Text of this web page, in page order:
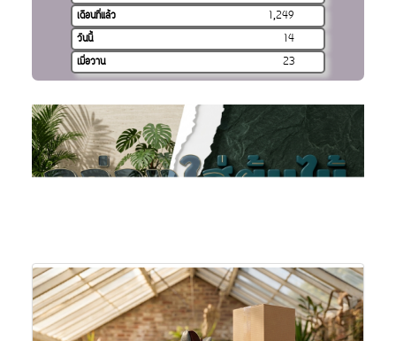
เดือนที่แล้ว
1,249
วันนี้
14
เมื่อวาน
23